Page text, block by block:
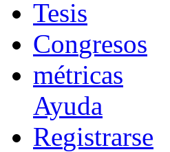
Tesis
Congresos
métricas
Ayuda
Registrarse